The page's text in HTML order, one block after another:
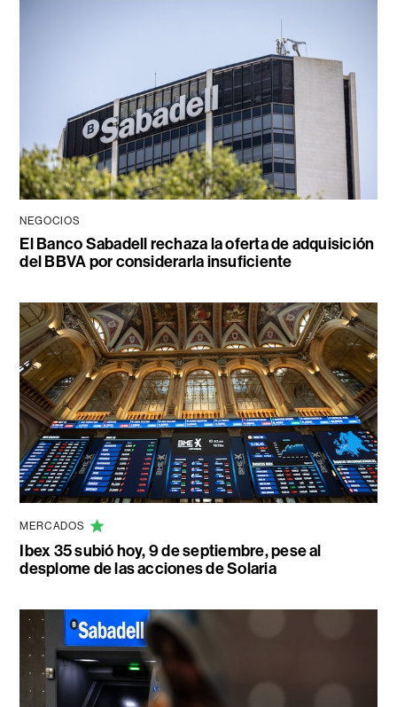
NEGOCIOS
El Banco Sabadell rechaza la oferta de adquisición
del BBVA por considerarla insuficiente
MERCADOS
Ibex 35 subió hoy, 9 de septiembre, pese al
desplome de las acciones de Solaria